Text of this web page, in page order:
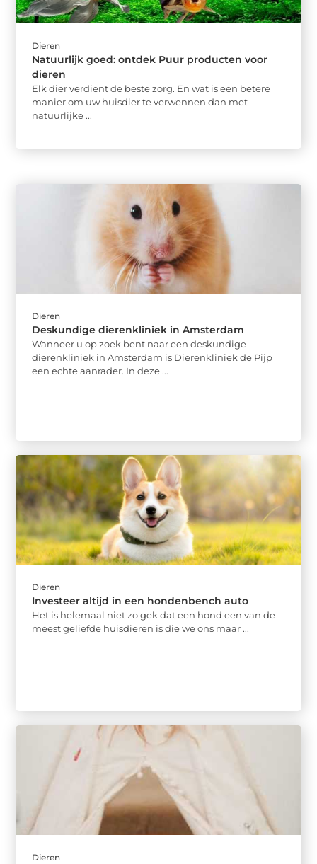
Dieren
Natuurlijk goed: ontdek Puur producten voor
dieren
Elk dier verdient de beste zorg. En wat is een betere
manier om uw huisdier te verwennen dan met
natuurlijke ...
Dieren
Deskundige dierenkliniek in Amsterdam
Wanneer u op zoek bent naar een deskundige
dierenkliniek in Amsterdam is Dierenkliniek de Pijp
een echte aanrader. In deze ...
Dieren
Investeer altijd in een hondenbench auto
Het is helemaal niet zo gek dat een hond een van de
meest geliefde huisdieren is die we ons maar ...
Dieren